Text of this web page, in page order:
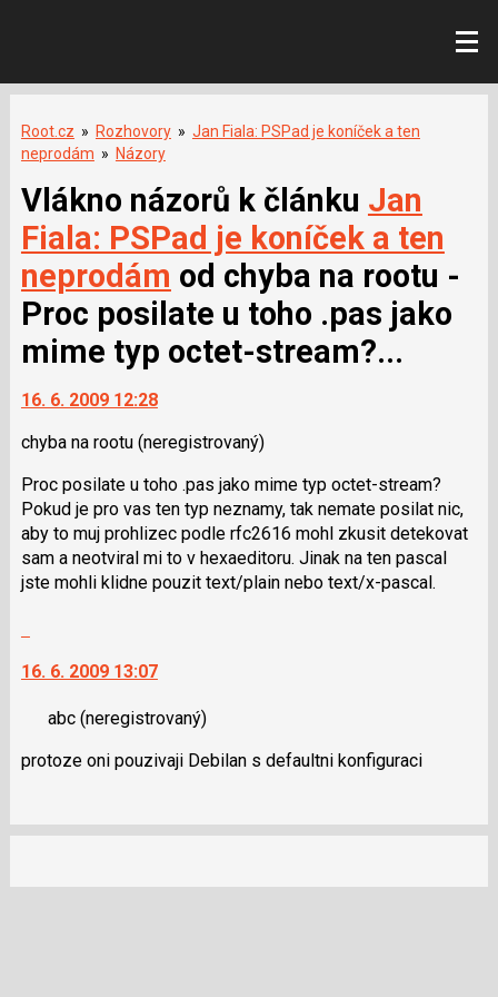
Root.cz » Rozhovory » Jan Fiala: PSPad je koníček a ten
neprodám » Názory
Vlákno názorů k článku Jan
Fiala: PSPad je koníček a ten
neprodám od chyba na rootu -
Proc posilate u toho .pas jako
mime typ octet-stream?...
16. 6. 2009 12:28
chyba na rootu (neregistrovaný)
Proc posilate u toho .pas jako mime typ octet-stream?
Pokud je pro vas ten typ neznamy, tak nemate posilat nic,
aby to muj prohlizec podle rfc2616 mohl zkusit detekovat
sam a neotviral mi to v hexaeditoru. Jinak na ten pascal
jste mohli klidne pouzit text/plain nebo text/x-pascal.
další
názor.
navigaci
použít
N
16. 6. 2009 13:07
abc (neregistrovaný)
protoze oni pouzivaji Debilan s defaultni konfiguraci